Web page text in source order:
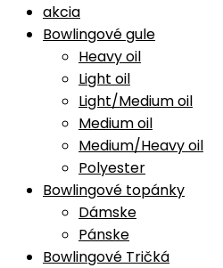
akcia
Bowlingové gule
Heavy oil
Light oil
Light/Medium oil
Medium oil
Medium/Heavy oil
Polyester
Bowlingové topánky
Dámske
Pánske
Bowlingové Tričká